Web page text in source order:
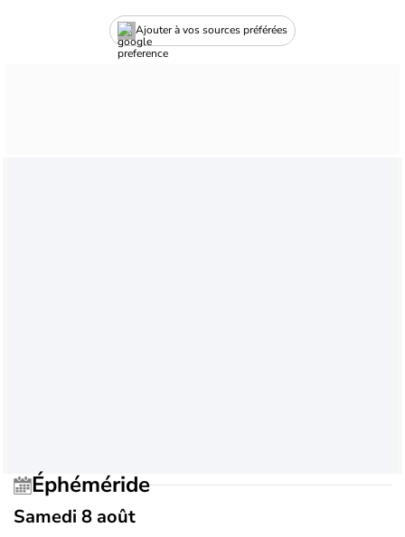
Ajouter à vos sources préférées
Éphéméride
Samedi 8 août